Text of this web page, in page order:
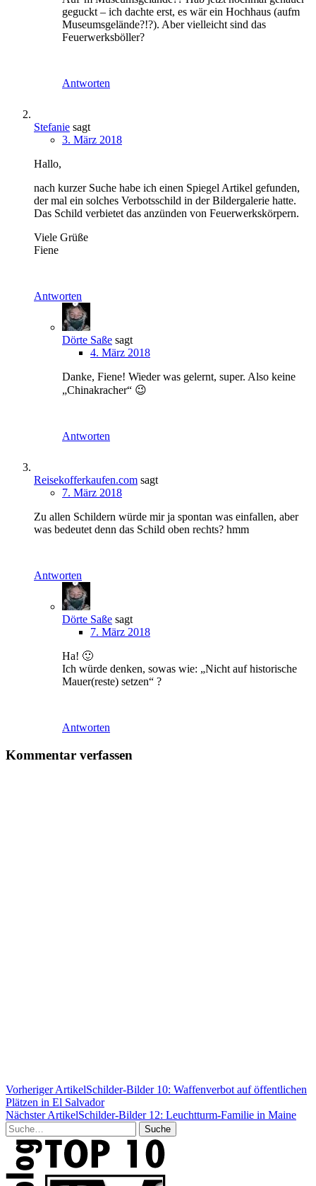
geguckt – ich dachte erst, es wär ein Hochhaus (aufm
Museumsgelände?!?). Aber vielleicht sind das
Feuerwerksböller?
Antworten
Stefanie sagt
3. März 2018
Hallo,
nach kurzer Suche habe ich einen Spiegel Artikel gefunden,
der mal ein solches Verbotsschild in der Bildergalerie hatte.
Das Schild verbietet das anzünden von Feuerwerkskörpern.
Viele Grüße
Fiene
Antworten
Dörte Saße sagt
4. März 2018
Danke, Fiene! Wieder was gelernt, super. Also keine
„Chinakracher“ 😉
Antworten
Reisekofferkaufen.com sagt
7. März 2018
Zu allen Schildern würde mir ja spontan was einfallen, aber
was bedeutet denn das Schild oben rechts? hmm
Antworten
Dörte Saße sagt
7. März 2018
Ha! 🙂
Ich würde denken, sowas wie: „Nicht auf historische
Mauer(reste) setzen“ ?
Antworten
Kommentar verfassen
Vorheriger ArtikelSchilder-Bilder 10: Waffenverbot auf öffentlichen
Plätzen in El Salvador
Nächster ArtikelSchilder-Bilder 12: Leuchtturm-Familie in Maine
Suche